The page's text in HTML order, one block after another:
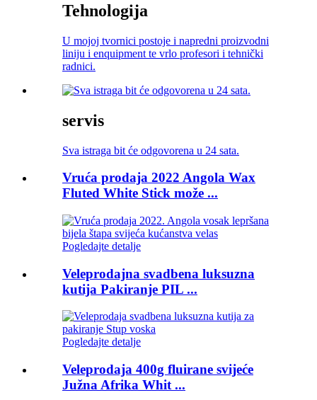
Tehnologija
U mojoj tvornici postoje i napredni proizvodni
liniju i enquipment te vrlo profesori i tehnički
radnici.
servis
Sva istraga bit će odgovorena u 24 sata.
Vruća prodaja 2022 Angola Wax
Fluted White Stick može ...
Pogledajte detalje
Veleprodajna svadbena luksuzna
kutija Pakiranje PIL ...
Pogledajte detalje
Veleprodaja 400g fluirane svijeće
Južna Afrika Whit ...